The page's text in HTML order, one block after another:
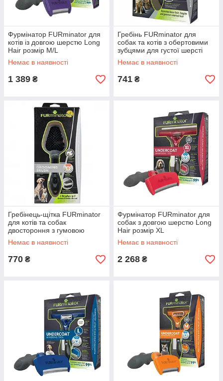
Фурмінатор FURminator для
котів із довгою шерстю Long
Hair розмір М/L
Немає в наявності
1 389 ₴
Гребінь FURminator для
собак та котів з обертовими
зубцями для густої шерсті
Немає в наявності
741 ₴
Гребінець-щітка FURminator
для котів та собак
двостороння з гумовою
ручкою та захисними
кульками
Немає в наявності
770 ₴
Фурмінатор FURminator для
собак з довгою шерстю Long
Hair розмір XL
Немає в наявності
2 268 ₴